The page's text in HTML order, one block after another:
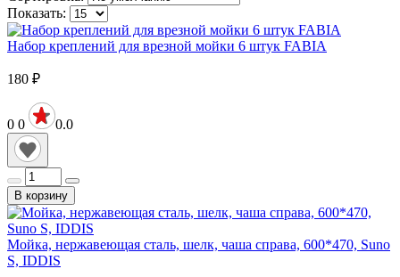
Показать:
Набор креплений для врезной мойки 6 штук FABIA
180 ₽
0 0 0.0
В корзину
Мойка, нержавеющая сталь, шелк, чаша справа, 600*470, Suno
S, IDDIS